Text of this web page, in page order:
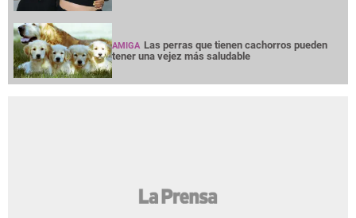
AMIGA Las perras que tienen cachorros pueden
tener una vejez más saludable